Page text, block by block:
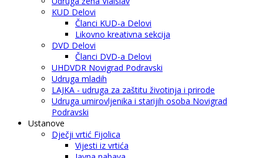
KUD Delovi
Članci KUD-a Delovi
Likovno kreativna sekcija
DVD Delovi
Članci DVD-a Delovi
UHDVDR Novigrad Podravski
Udruga mladih
LAJKA - udruga za zaštitu životinja i prirode
Udruga umirovljenika i starijih osoba Novigrad
Podravski
Ustanove
Dječji vrtić Fijolica
Vijesti iz vrtića